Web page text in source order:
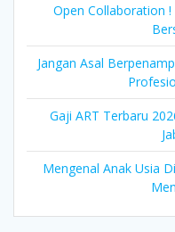
Open Collaboration
Jangan Asal
Gaji ART Terbaru
Mengenal Anak Usia